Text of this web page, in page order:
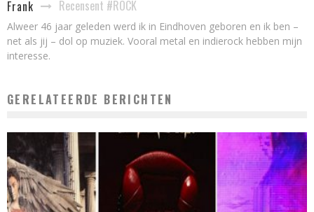
Frank Recensent #ROCK
Alweer 46 jaar geleden werd ik in Eindhoven geboren en ik ben –
net als jij – dol op muziek. Vooral metal en indierock hebben mijn
interesse.
GERELATEERDE BERICHTEN